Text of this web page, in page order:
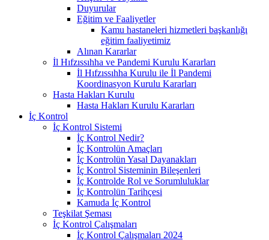
Duyurular
Eğitim ve Faaliyetler
Kamu hastaneleri hizmetleri başkanlığı
eğitim faaliyetimiz
Alınan Kararlar
İl Hıfzıssıhha ve Pandemi Kurulu Kararları
İl Hıfzıssıhha Kurulu ile İl Pandemi
Koordinasyon Kurulu Kararları
Hasta Hakları Kurulu
Hasta Hakları Kurulu Kararları
İç Kontrol
İç Kontrol Sistemi
İç Kontrol Nedir?
İç Kontrolün Amaçları
İç Kontrolün Yasal Dayanakları
İç Kontrol Sisteminin Bileşenleri
İç Kontrolde Rol ve Sorumluluklar
İç Kontrolün Tarihçesi
Kamuda İç Kontrol
Teşkilat Şeması
İç Kontrol Çalışmaları
İç Kontrol Çalışmaları 2024